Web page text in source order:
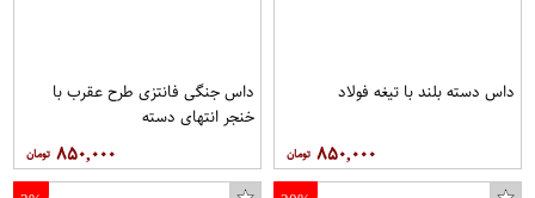
داس دسته بلند با تیغه فولاد
۸۵۰,۰۰۰
داس جنگی فانتزی طرح عقرب با
خنجر انتهای دسته
۸۵۰,۰۰۰